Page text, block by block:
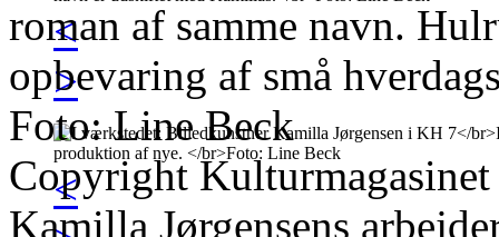
<
>
<
roman af samme navn.
opbevaring af små
Foto: Line Beck
Copyright
Kamilla Jørgensens